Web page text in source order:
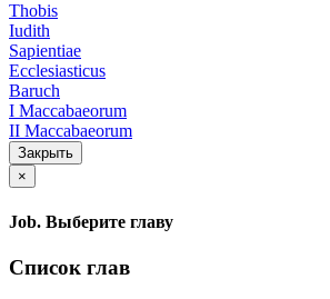
Thobis
Iudith
Sapientiae
Ecclesiasticus
Baruch
I Maccabaeorum
II Maccabaeorum
Закрыть
×
Job. Выберите главу
Список глав